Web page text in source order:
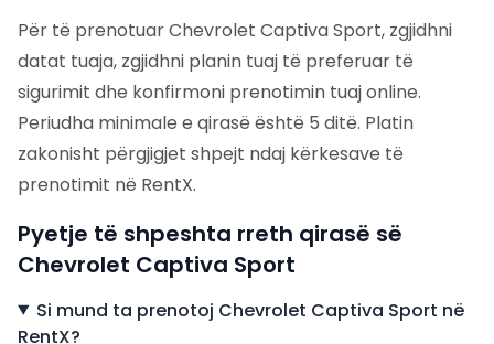
Për të prenotuar Chevrolet Captiva Sport, zgjidhni
datat tuaja, zgjidhni planin tuaj të preferuar të
sigurimit dhe konfirmoni prenotimin tuaj online.
Periudha minimale e qirasë është 5 ditë. Platin
zakonisht përgjigjet shpejt ndaj kërkesave të
prenotimit në RentX.
Pyetje të shpeshta rreth qirasë së
Chevrolet Captiva Sport
Si mund ta prenotoj Chevrolet Captiva Sport në
RentX?